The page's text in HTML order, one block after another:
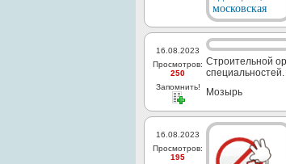
16.08.2023
Просмотров:
250
Запомнить!
Строительной
Мозырь
16.08.2023
Просмотров:
195